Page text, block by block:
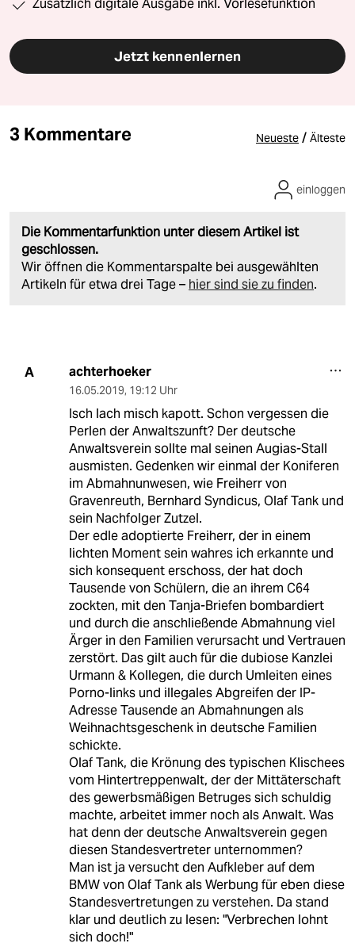
Zusätzlich digitale Ausgabe inkl. Vorlesefunktion
Jetzt kennenlernen
3 Kommentare Neueste / Älteste
Die Kommentarfunktion unter diesem Artikel ist
geschlossen.
Wir öffnen die Kommentarspalte bei ausgewählten
Artikeln für etwa drei Tage – hier sind sie zu finden.
einloggen
A achterhoeker
16.05.2019, 19:12 Uhr
Isch lach misch kapott. Schon vergessen die
Perlen der Anwaltszunft? Der deutsche
Anwaltsverein sollte mal seinen Augias-Stall
ausmisten. Gedenken wir einmal der Koniferen
im Abmahnunwesen, wie Freiherr von
Gravenreuth, Bernhard Syndicus, Olaf Tank und
sein Nachfolger Zutzel.
Der edle adoptierte Freiherr, der in einem
lichten Moment sein wahres ich erkannte und
sich konsequent erschoss, der hat doch
Tausende von Schülern, die an ihrem C64
zockten, mit den Tanja-Briefen bombardiert
und durch die anschließende Abmahnung viel
Ärger in den Familien verursacht und Vertrauen
zerstört. Das gilt auch für die dubiose Kanzlei
Urmann & Kollegen, die durch Umleiten eines
Porno-links und illegales Abgreifen der IP-
Adresse Tausende an Abmahnungen als
Weihnachtsgeschenk in deutsche Familien
schickte.
Olaf Tank, die Krönung des typischen Klischees
vom Hintertreppenwalt, der der Mittäterschaft
des gewerbsmäßigen Betruges sich schuldig
machte, arbeitet immer noch als Anwalt. Was
hat denn der deutsche Anwaltsverein gegen
diesen Standesvertreter unternommen?
Man ist ja versucht den Aufkleber auf dem
BMW von Olaf Tank als Werbung für eben diese
Standesvertretungen zu verstehen. Da stand
klar und deutlich zu lesen: "Verbrechen lohnt
sich doch!"